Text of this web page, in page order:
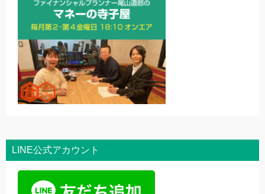
LINE公式アカウント